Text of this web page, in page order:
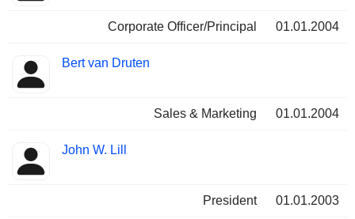
Corporate Officer/Principal 01.01.2004
Bert van Druten
Sales & Marketing 01.01.2004
John W. Lill
President 01.01.2003